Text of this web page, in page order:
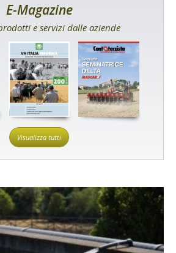
E-Magazine
e servizi dalle aziende
Visualizza tutti